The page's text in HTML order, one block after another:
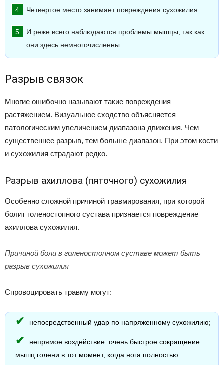
Четвертое место занимает повреждения сухожилия.
И реже всего наблюдаются проблемы мышцы, так как
они здесь немногочисленны.
Разрыв связок
Многие ошибочно называют такие повреждения
растяжением. Визуальное сходство объясняется
патологическим увеличением диапазона движения. Чем
существеннее разрыв, тем больше диапазон. При этом кости
и сухожилия страдают редко.
Разрыв ахиллова (пяточного) сухожилия
Особенно сложной причиной травмирования, при которой
болит голеностопного сустава признается повреждение
ахиллова сухожилия.
Причиной боли в голеностопном суставе может быть
разрыв сухожилия
Спровоцировать травму могут:
непосредственный удар по напряженному сухожилию;
непрямое воздействие: очень быстрое сокращение
мышц голени в тот момент, когда нога полностью